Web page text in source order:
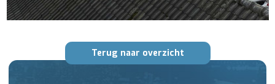
Terug naar overzicht